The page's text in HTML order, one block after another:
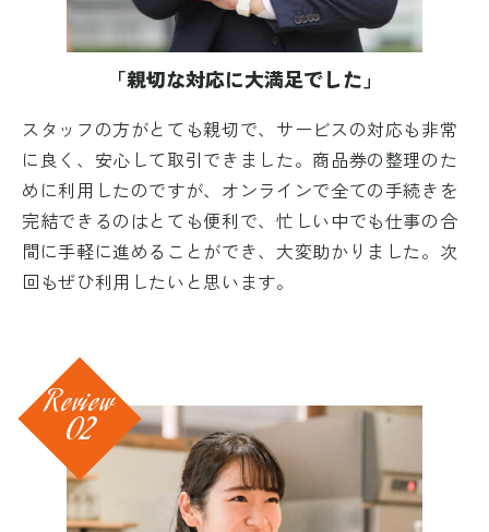
「親切な対応に大満足でした」
スタッフの方がとても親切で、サービスの対応も非常
に良く、安心して取引できました。商品券の整理のた
めに利用したのですが、オンラインで全ての手続きを
完結できるのはとても便利で、忙しい中でも仕事の合
間に手軽に進めることができ、大変助かりました。次
回もぜひ利用したいと思います。
Review
02